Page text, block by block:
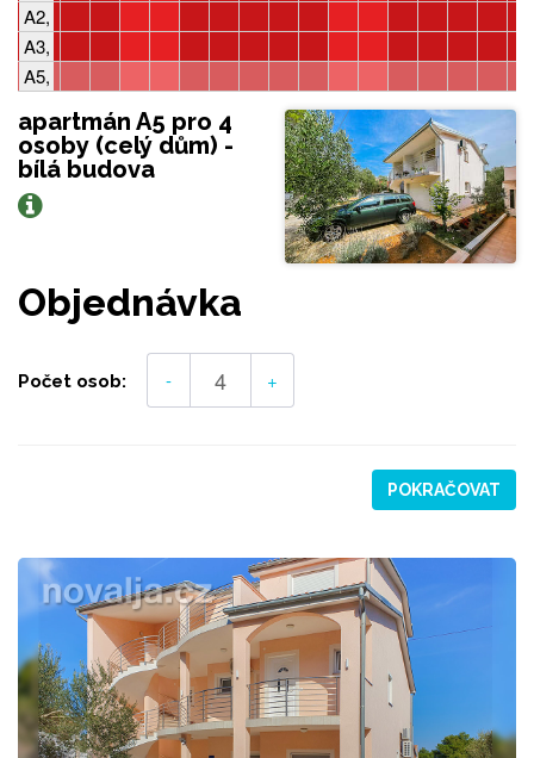
A2, 2-3 osoby, 1 ložnice
A3, 2-3 osoby, 1 ložnice
A5, 4 osoby, 2 ložnice
apartmán A5 pro 4
osoby (celý dům) -
bílá budova
Objednávka
Počet osob: - +
POKRAČOVAT